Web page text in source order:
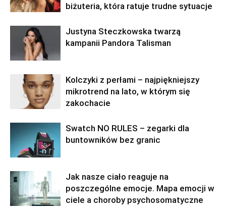
biżuteria, która ratuje trudne sytuacje
Justyna Steczkowska twarzą
kampanii Pandora Talisman
Kolczyki z perłami – najpiękniejszy
mikrotrend na lato, w którym się
zakochacie
Swatch NO RULES – zegarki dla
buntowników bez granic
Jak nasze ciało reaguje na
poszczególne emocje. Mapa emocji w
ciele a choroby psychosomatyczne